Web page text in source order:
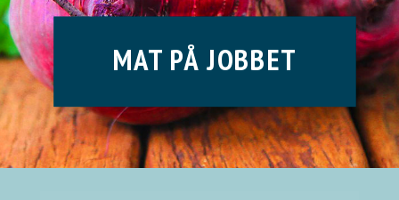
MAT PÅ JOBBET